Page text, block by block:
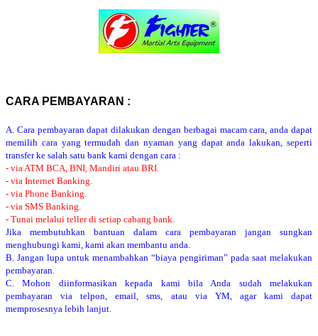
CARA PEMBAYARAN :
A. Cara pembayaran dapat dilakukan dengan berbagai macam cara, anda dapat
memilih cara yang termudah dan nyaman yang dapat anda lakukan, seperti
transfer ke salah satu bank kami dengan cara :
- via ATM BCA, BNI, Mandiri atau BRI.
- via Internet Banking.
- via Phone Banking.
- via SMS Banking.
- Tunai melalui teller di setiap cabang bank.
Jika membutuhkan bantuan dalam cara pembayaran jangan sungkan
menghubungi kami, kami akan membantu anda.
B. Jangan lupa untuk menambahkan “biaya pengiriman” pada saat melakukan
pembayaran.
C. Mohon diinformasikan kepada kami bila Anda sudah melakukan
pembayaran via telpon, email, sms, atau via YM, agar kami dapat
memprosesnya lebih lanjut.